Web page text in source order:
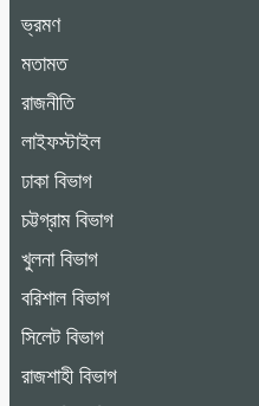
ভ্রমণ
মতামত
রাজনীতি
লাইফস্টাইল
ঢাকা বিভাগ
চট্টগ্রাম বিভাগ
খুলনা বিভাগ
বরিশাল বিভাগ
সিলেট বিভাগ
রাজশাহী বিভাগ